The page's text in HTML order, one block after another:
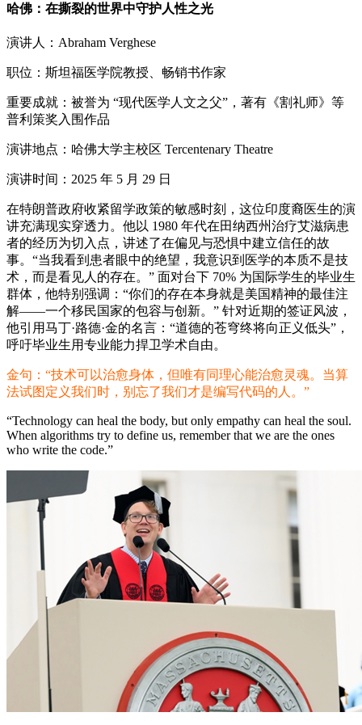
哈佛：在撕裂的世界中守护人性之光
演讲人：Abraham Verghese
职位：斯坦福医学院教授、畅销书作家
重要成就：被誉为 “现代医学人文之父”，著有《割礼师》等
普利策奖入围作品
演讲地点：哈佛大学主校区 Tercentenary Theatre
演讲时间：2025 年 5 月 29 日
在特朗普政府收紧留学政策的敏感时刻，这位印度裔医生的演
讲充满现实穿透力。他以 1980 年代在田纳西州治疗艾滋病患
者的经历为切入点，讲述了在偏见与恐惧中建立信任的故
事。“当我看到患者眼中的绝望，我意识到医学的本质不是技
术，而是看见人的存在。” 面对台下 70% 为国际学生的毕业生
群体，他特别强调：“你们的存在本身就是美国精神的最佳注
解——一个移民国家的包容与创新。” 针对近期的签证风波，
他引用马丁·路德·金的名言：“道德的苍穹终将向正义低头”，
呼吁毕业生用专业能力捍卫学术自由。
金句：“技术可以治愈身体，但唯有同理心能治愈灵魂。当算
法试图定义我们时，别忘了我们才是编写代码的人。”
“Technology can heal the body, but only empathy can heal the soul.
When algorithms try to define us, remember that we are the ones
who write the code.”